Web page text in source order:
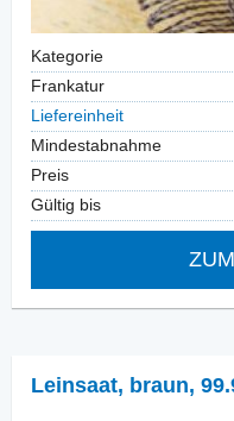
Kategorie
Frankatur
Liefereinheit
Mindestabnahme
Preis
Gültig bis
Leinsaat, braun,